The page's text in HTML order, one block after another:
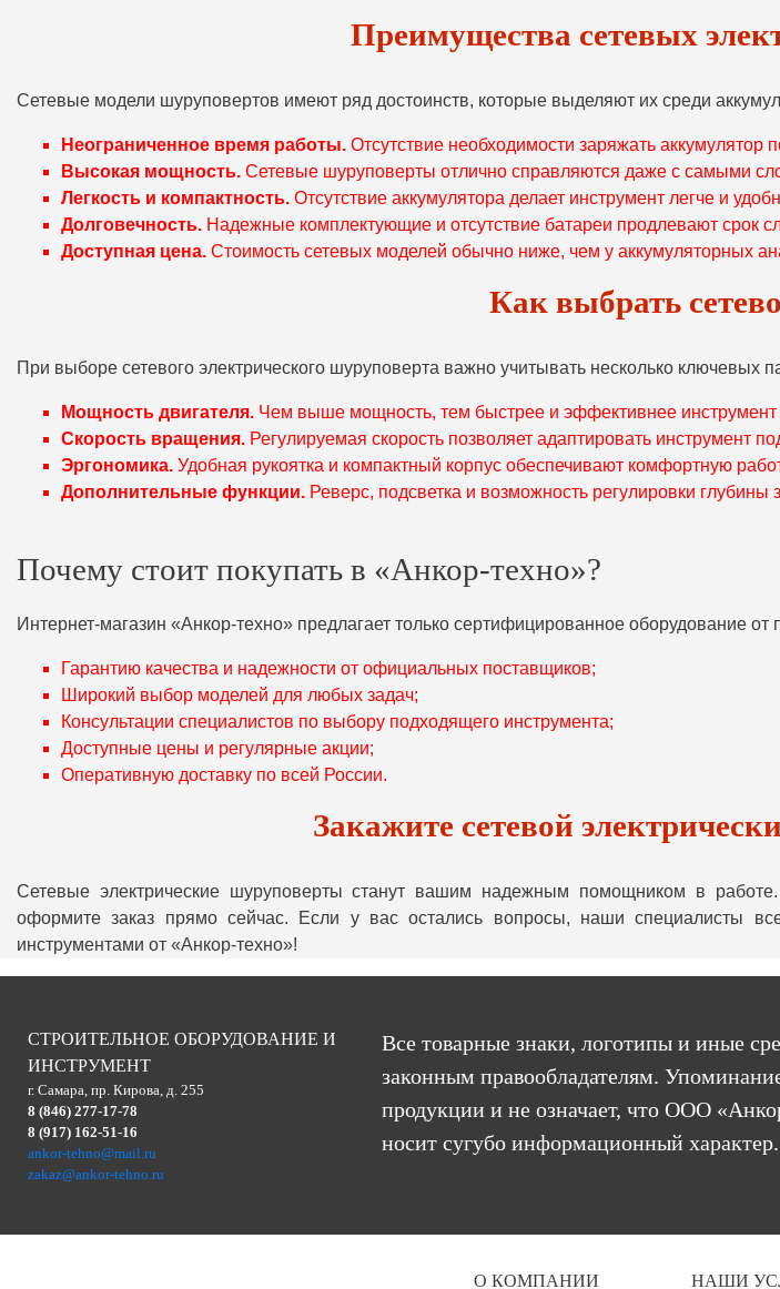
Преимущества сетевых
Сетевые модели шуруповертов имеют ряд достоинств, которые выделяют их среди
Неограниченное время работы. Отсутствие необходимости заряжать аккумулятор
Высокая мощность. Сетевые шуруповерты отлично справляются даже с самыми
Легкость и компактность. Отсутствие аккумулятора делает инструмент легче и
Долговечность. Надежные комплектующие и отсутствие батареи продлевают срок
Доступная цена. Стоимость сетевых моделей обычно ниже, чем у аккумуляторных
Как выбрать
При выборе сетевого электрического шуруповерта важно учитывать несколько ключевых
Мощность двигателя. Чем выше мощность, тем быстрее и эффективнее
Скорость вращения. Регулируемая скорость позволяет адаптировать инструмент
Эргономика. Удобная рукоятка и компактный корпус обеспечивают комфортную
Дополнительные функции. Реверс, подсветка и возможность регулировки
Почему стоит покупать в «Анкор-техно»?
Интернет-магазин «Анкор-техно» предлагает только сертифицированное оборудование
Гарантию качества и надежности от официальных поставщиков;
Широкий выбор моделей для любых задач;
Консультации специалистов по выбору подходящего инструмента;
Доступные цены и регулярные акции;
Оперативную доставку по всей России.
Закажите сетевой
Сетевые электрические шуруповерты станут вашим надежным помощником в
оформите заказ прямо сейчас. Если у вас остались вопросы, наши специалисты
инструментами от «Анкор-техно»!
СТРОИТЕЛЬНОЕ ОБОРУДОВАНИЕ И
ИНСТРУМЕНТ
г. Самара, пр. Кирова, д. 255
8 (846) 277-17-78
8 (917) 162-51-16
ankor-tehno@mail.ru
zakaz@ankor-tehno.ru
Все товарные знаки, логотипы и иные
законным правообладателям.
продукции и не означает, что ООО
носит сугубо информационный характер.
О КОМПАНИИ НАШИ